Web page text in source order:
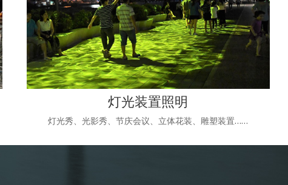
灯光装置照明
灯光秀、光影秀、节庆会议、立体花装、雕塑装置……